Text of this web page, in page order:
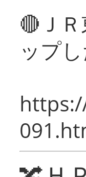
🔴Ｊ
ップ